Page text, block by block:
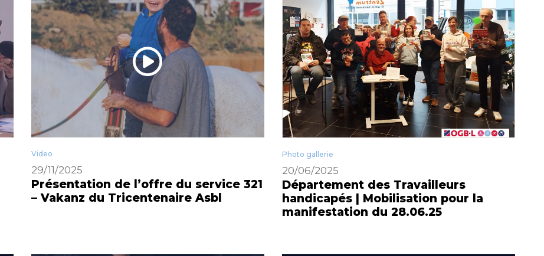
Video
29/11/2025
Présentation de l’offre du service 321
– Vakanz du Tricentenaire Asbl
Photo gallerie
20/06/2025
Département des Travailleurs
handicapés | Mobilisation pour la
manifestation du 28.06.25